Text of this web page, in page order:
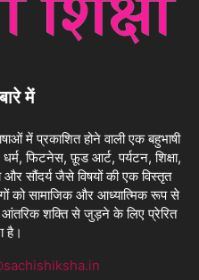
में
में प्रकाशित होने वाली एक बहुभाषी
फिटनेस, फ़ूड आर्ट, पर्यटन, शिक्षा,
सौंदर्य जैसे विषयों की एक विस्तृत
को सामाजिक और आध्यात्मिक रूप से
शक्ति से जुड़ने के लिए प्रेरित
है।